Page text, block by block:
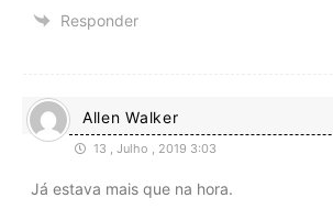
Responder
Allen Walker
13 , Julho , 2019 3:03
Já estava mais que na hora.